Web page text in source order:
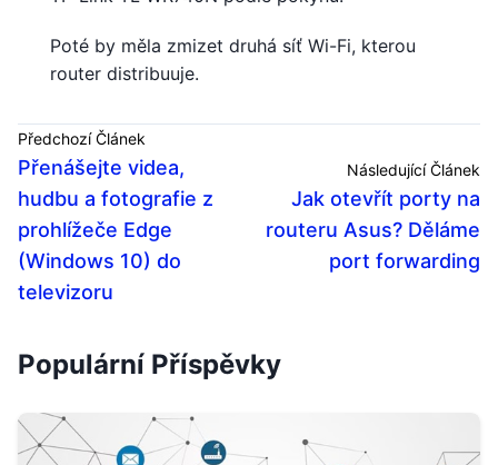
Poté by měla zmizet druhá síť Wi-Fi, kterou
router distribuuje.
Předchozí Článek
Přenášejte videa,
hudbu a fotografie z
prohlížeče Edge
(Windows 10) do
televizoru
Následující Článek
Jak otevřít porty na
routeru Asus? Děláme
port forwarding
Populární Příspěvky